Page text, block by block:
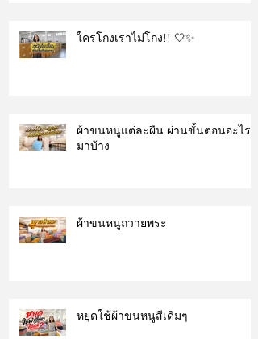
ใครโกงเราไม่โกง!! 🤍✨
ผ้าขนหนูแต่ละผืน ผ่านขั้นตอนอะไร
มาบ้าง
ผ้าขนหนูถวายพระ
หยุดใช้ผ้าขนหนูสีเดิมๆ